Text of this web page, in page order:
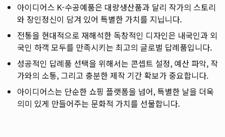
아이디어스 K-수공예품은 대량생산품과 달리 작가의 스토리
와 장인정신이 담겨 있어 특별한 가치를 지닙니다.
전통을 현대적으로 재해석한 독창적인 디자인은 내국인과 외
국인 하객 모두를 만족시키는 최고의 글로벌 답례품입니다.
성공적인 답례품 선택을 위해서는 콘셉트 설정, 예산 파악, 작
가와의 소통, 그리고 충분한 제작 기간 확보가 중요합니다.
아이디어스는 단순한 쇼핑 플랫폼을 넘어, 특별한 날을 더욱
의미 있게 만들어주는 문화적 가치를 선물합니다.